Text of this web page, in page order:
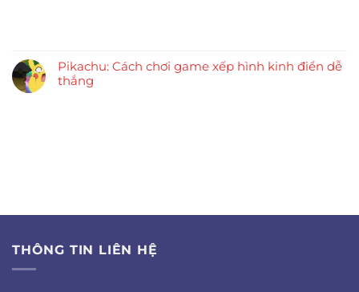
Pikachu: Cách chơi game xếp hình kinh điển dễ
thắng
THÔNG TIN LIÊN HỆ